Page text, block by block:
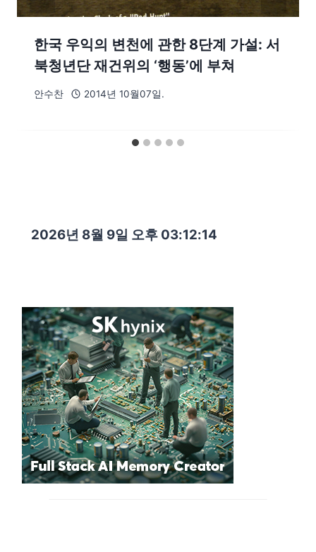
한국 우익의 변천에 관한 8단계 가설: 서
북청년단 재건위의 ‘행동’에 부쳐
안수찬 2014년 10월07일.
2026년 8월 9일 오후 03:12:15